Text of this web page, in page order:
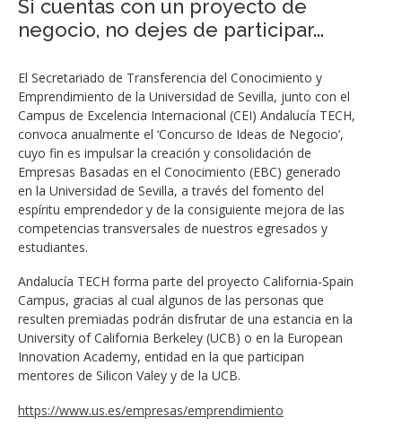
Si cuentas con un proyecto de
negocio, no dejes de participar...
El Secretariado de Transferencia del Conocimiento y
Emprendimiento de la Universidad de Sevilla, junto con el
Campus de Excelencia Internacional (CEI) Andalucía TECH,
convoca anualmente el ‘Concurso de Ideas de Negocio’,
cuyo fin es impulsar la creación y consolidación de
Empresas Basadas en el Conocimiento (EBC) generado
en la Universidad de Sevilla, a través del fomento del
espíritu emprendedor y de la consiguiente mejora de las
competencias transversales de nuestros egresados y
estudiantes.
Andalucía TECH forma parte del proyecto California-Spain
Campus, gracias al cual algunos de las personas que
resulten premiadas podrán disfrutar de una estancia en la
University of California Berkeley (UCB) o en la European
Innovation Academy, entidad en la que participan
mentores de Silicon Valey y de la UCB.
https://www.us.es/empresas/emprendimiento